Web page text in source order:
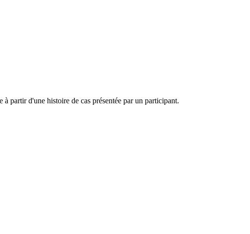
partir d'une histoire de cas présentée par un participant.